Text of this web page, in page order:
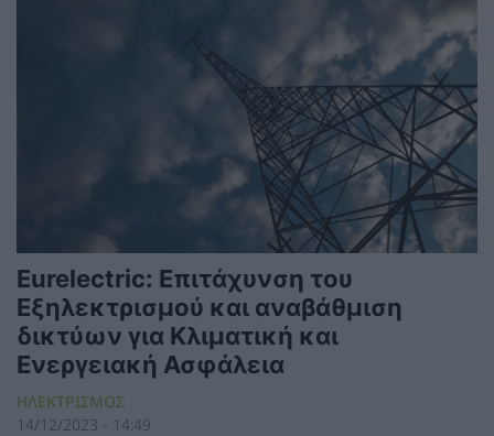
Eurelectric: ​​Επιτάχυνση του
Εξηλεκτρισμού και αναβάθμιση
δικτύων για Κλιματική και
Ενεργειακή Ασφάλεια
ΗΛΕΚΤΡΙΣΜΟΣ
14/12/2023 - 14:49